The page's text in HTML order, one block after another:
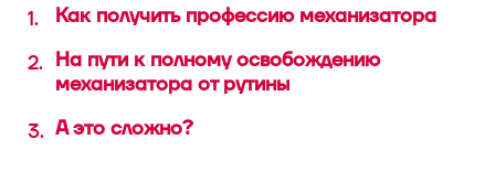
Как получить профессию механизатора
На пути к полному освобождению
механизатора от рутины
А это сложно?